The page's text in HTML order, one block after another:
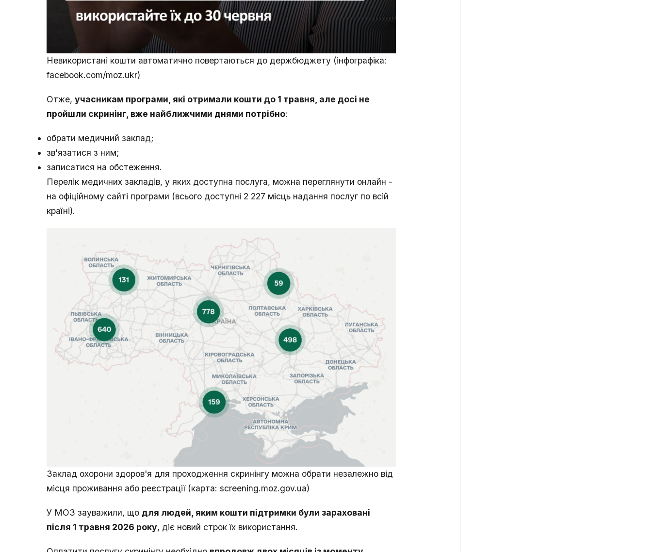
Невикористані кошти автоматично повертаються до держбюджету (інфографіка:
facebook.com/moz.ukr)
Отже, учасникам програми, які отримали кошти до 1 травня, але досі не
пройшли скринінг, вже найближчими днями потрібно:
обрати медичний заклад;
зв'язатися з ним;
записатися на обстеження.
Перелік медичних закладів, у яких доступна послуга, можна переглянути онлайн -
на офіційному сайті програми (всього доступні 2 227 місць надання послуг по всій
країні).
Заклад охорони здоров'я для проходження скринінгу можна обрати незалежно від
місця проживання або реєстрації (карта: screening.moz.gov.ua)
У МОЗ зауважили, що для людей, яким кошти підтримки були зараховані
після 1 травня 2026 року, діє новий строк їх використання.